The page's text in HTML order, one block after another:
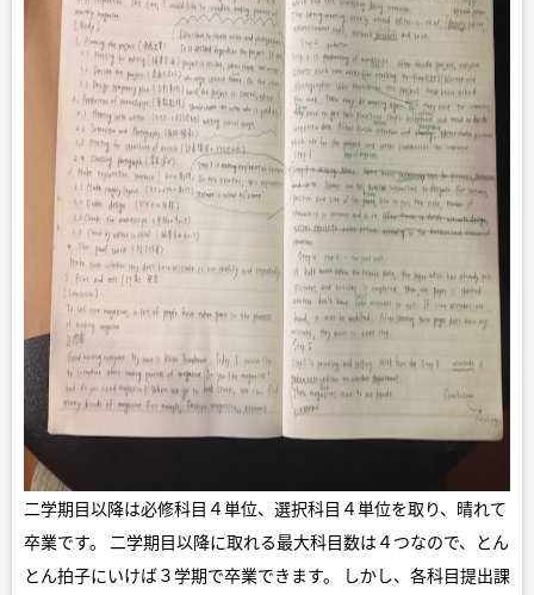
二学期目以降は必修科目４単位、選択科目４単位を取り、晴れて
卒業です。 二学期目以降に取れる最大科目数は４つなので、とん
とん拍子にいけば３学期で卒業できます。 しかし、各科目提出課